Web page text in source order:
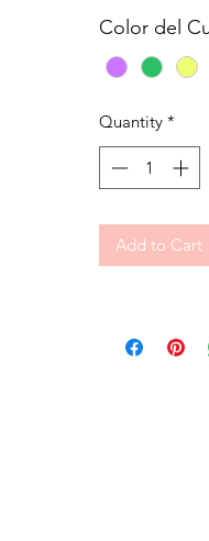
Color del
Quantity *
Add to Cart